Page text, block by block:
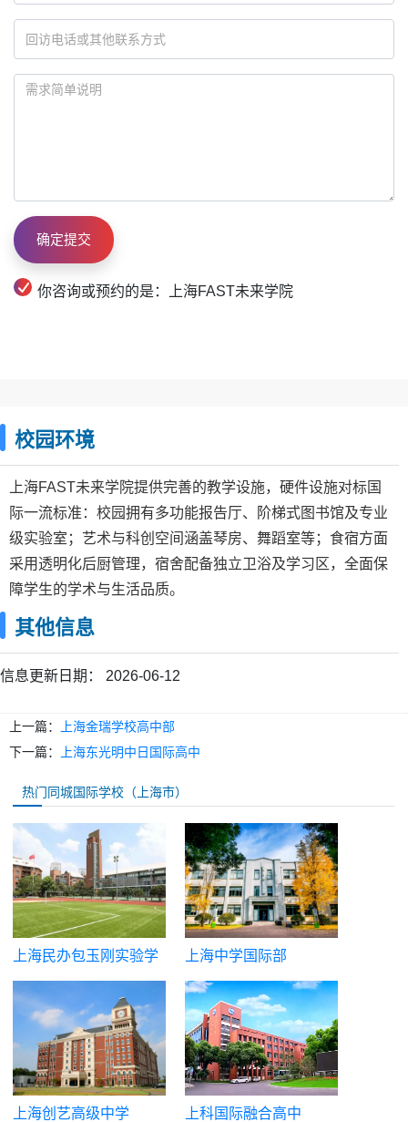
全球多国联申录取：
申学生中，100% 的同学成功斩获全球 QS 排名前 30 的顶
尖院校录取。其中不仅实现多伦多大学（QS 29）、墨尔本
大学（QS 19）、悉尼大学（QS 25）等 QS 前 30 名校的
全覆盖，还纳入莫纳什大学（QS 36）这一澳洲顶尖学府，
既体现对高排名院校的申请把控力，也展现出非英美方向申
你咨询或预约的是：上海FAST未来学院
校园环境
上海FAST未来学院提供完善的教学设施，硬件设施对标国
际一流标准：校园拥有多功能报告厅、阶梯式图书馆及专业
级实验室；艺术与科创空间涵盖琴房、舞蹈室等；食宿方面
采用透明化后厨管理，宿舍配备独立卫浴及学习区，全面保
障学生的学术与生活品质。
其他信息
信息更新日期： 2026-06-12
上一篇：
上海金瑞学校高中部
下一篇：
上海东光明中日国际高中
热门同城国际学校（上海市）
上海民办包玉刚实验学
校
上海中学国际部
上海创艺高级中学 上科国际融合高中